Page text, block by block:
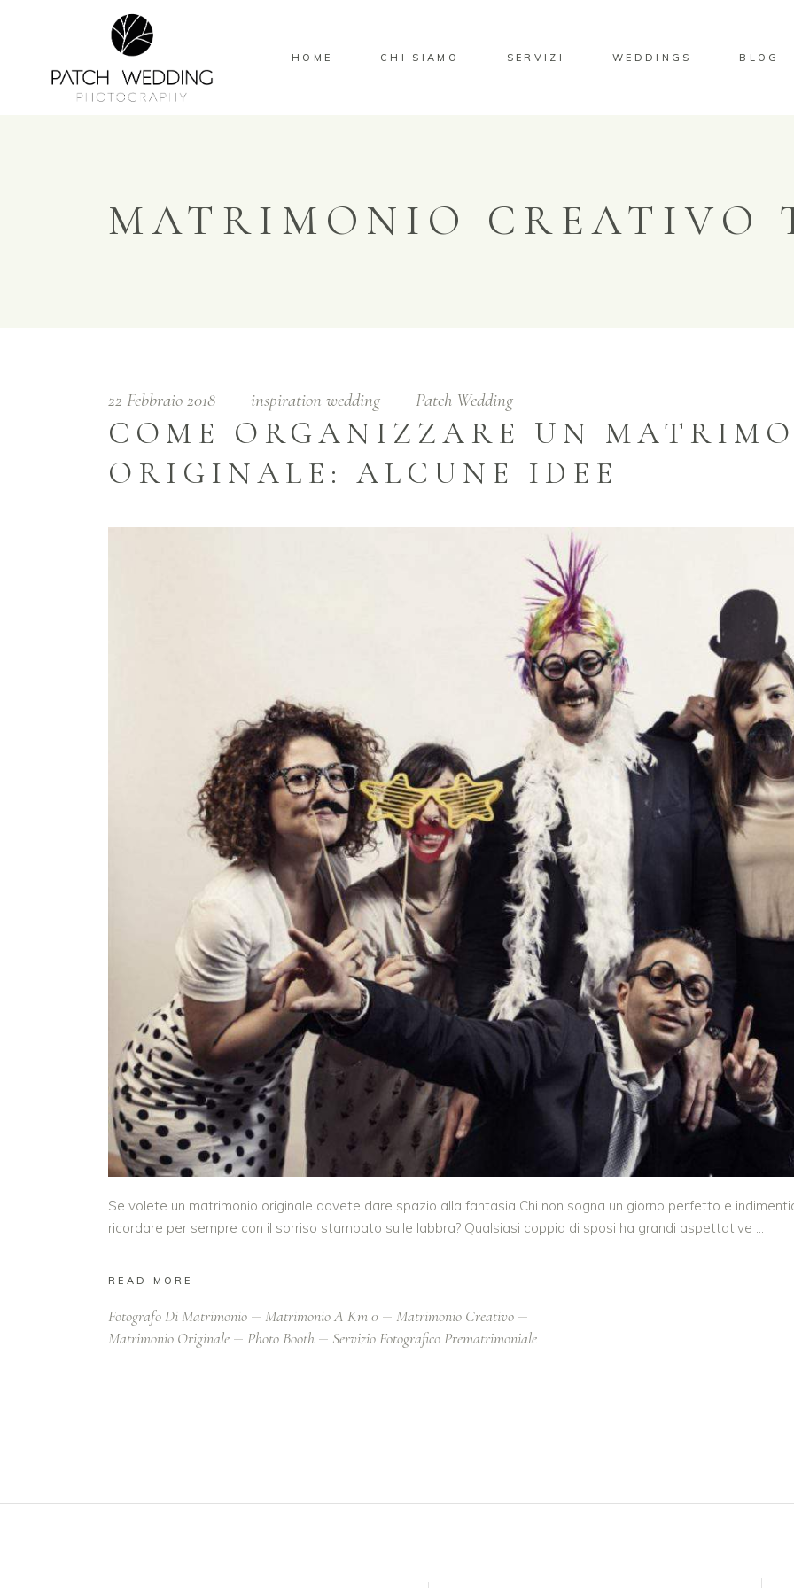
HOME CHI SIAMO SERVIZI WEDDINGS BLOG
MATRIMONIO CREATIVO
22 Febbraio 2018 inspiration wedding Patch Wedding
COME ORGANIZZARE UN
ORIGINALE: ALCUNE IDEE
Se volete un matrimonio originale dovete dare spazio alla fantasia Chi non sogna un giorno perfetto e
ricordare per sempre con il sorriso stampato sulle labbra? Qualsiasi coppia di sposi ha grandi aspettative
READ MORE
Fotografo Di Matrimonio Matrimonio A Km 0
Matrimonio Creativo
Matrimonio Originale
Photo Booth Servizio Fotografico Prematrimoniale